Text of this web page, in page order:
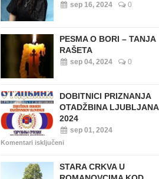
sep 16, 2024 0
PESMA O BORI – TANJA
RAŠETA
sep 04, 2024 0
DOBITNICI PRIZNANJA
OTADŽBINA LJUBLJANA
2024
sep 01, 2024
Komentari isključeni
STARA CRKVA U